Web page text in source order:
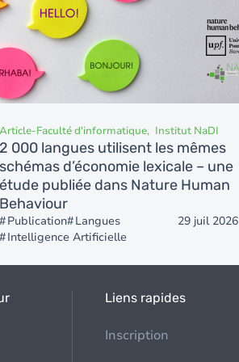
Article-Faculté d'informatique Institut NaDI
2 000 langues utilisent les mêmes
schémas d’économie lexicale – une
étude publiée dans Nature Human
Behaviour
Publication Langues
Intelligence Artificielle
29 juil 2026
Charger plus d'éléments
Liens rapides
Inscription